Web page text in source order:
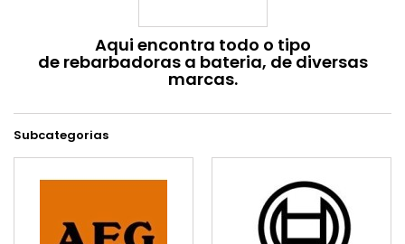
Aqui encontra todo o tipo
de rebarbadoras a bateria, de diversas
marcas.
Subcategorias